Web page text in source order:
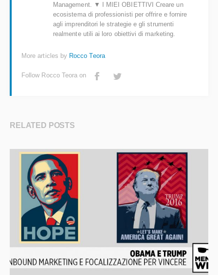
Management. ▼ I MIEI OBIETTIVI Creare un
ecosistema di professionisti per offrire e fornire
agli imprenditori le strategie e gli strumenti
realmente utili ai loro obiettivi di marketing.
More articles by Rocco Teora
Follow Rocco Teora on
RELATED POSTS